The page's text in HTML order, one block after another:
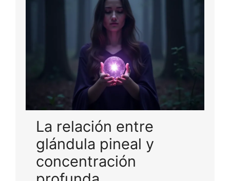
La relación entre
glándula pineal y
concentración